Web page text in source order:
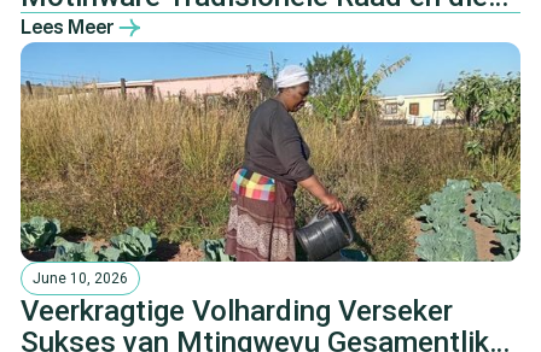
NHTKL.
Lees Meer
June 10, 2026
Veerkragtige Volharding Verseker
Sukses van Mtingwevu Gesamentlike